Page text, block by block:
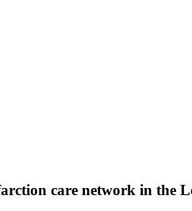
care network in the